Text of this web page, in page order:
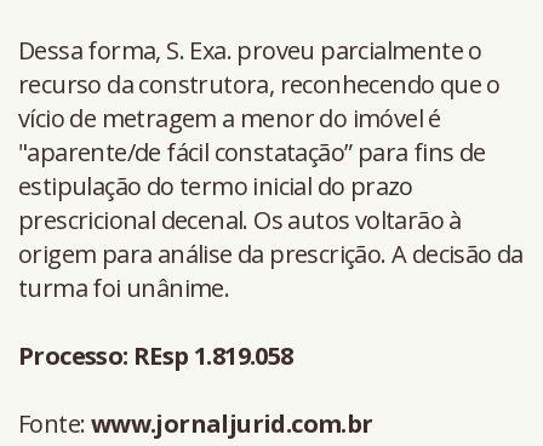
Dessa forma, S. Exa. proveu parcialmente o
recurso da construtora, reconhecendo que o
vício de metragem a menor do imóvel é
"aparente/de fácil constatação” para fins de
estipulação do termo inicial do prazo
prescricional decenal. Os autos voltarão à
origem para análise da prescrição. A decisão da
turma foi unânime.
Processo: REsp 1.819.058
Fonte:www.jornaljurid.com.br